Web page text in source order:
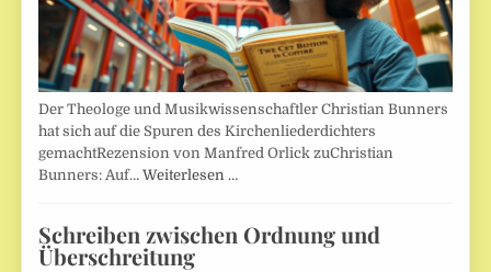
Der Theologe und Musikwissenschaftler Christian Bunners
hat sich auf die Spuren des Kirchenliederdichters
gemachtRezension von Manfred Orlick zuChristian
Bunners: Auf…Weiterlesen …
Schreiben zwischen Ordnung und
Überschreitung